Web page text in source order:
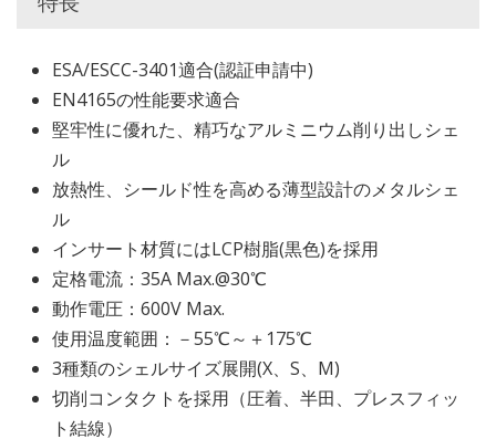
ESA/ESCC-3401適合(認証申請中)
EN4165の性能要求適合
堅牢性に優れた、精巧なアルミニウム削り出しシェ
ル
放熱性、シールド性を高める薄型設計のメタルシェ
ル
インサート材質にはLCP樹脂(黒色)を採用
定格電流：35A Max.@30℃
動作電圧：600V Max.
使用温度範囲：－55℃～＋175℃
3種類のシェルサイズ展開(X、S、M)
切削コンタクトを採用（圧着、半田、プレスフィッ
ト結線）